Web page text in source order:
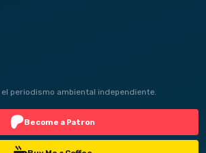
periodismo ambiental independiente.
Become a Patron